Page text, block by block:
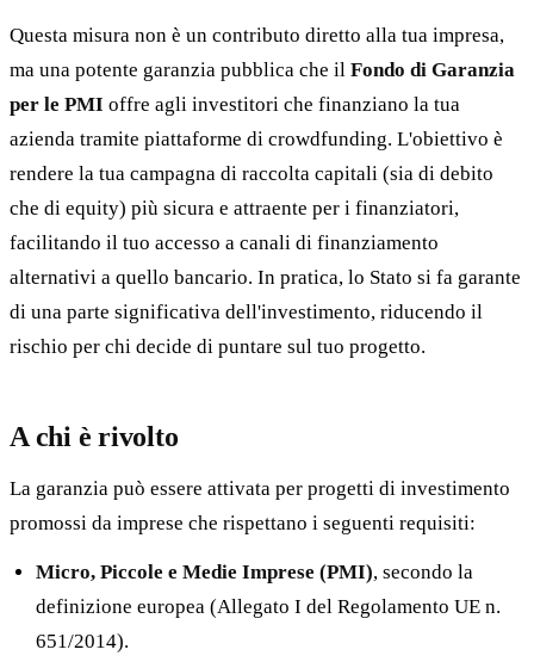
Questa misura non è un contributo diretto alla tua impresa,
ma una potente garanzia pubblica che il Fondo di Garanzia
per le PMI offre agli investitori che finanziano la tua
azienda tramite piattaforme di crowdfunding. L'obiettivo è
rendere la tua campagna di raccolta capitali (sia di debito
che di equity) più sicura e attraente per i finanziatori,
facilitando il tuo accesso a canali di finanziamento
alternativi a quello bancario. In pratica, lo Stato si fa garante
di una parte significativa dell'investimento, riducendo il
rischio per chi decide di puntare sul tuo progetto.
A chi è rivolto
La garanzia può essere attivata per progetti di investimento
promossi da imprese che rispettano i seguenti requisiti:
Micro, Piccole e Medie Imprese (PMI), secondo la
definizione europea (Allegato I del Regolamento UE n.
651/2014).